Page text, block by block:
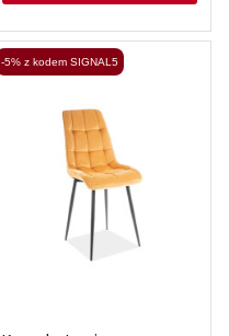
-5% z kodem SIGNAL5